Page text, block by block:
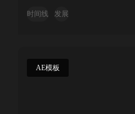
时间线 发展
AE模板